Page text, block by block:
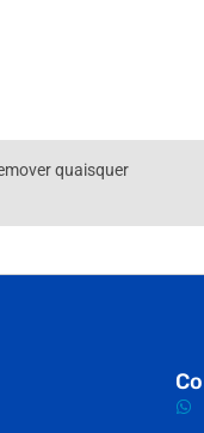
quaisquer